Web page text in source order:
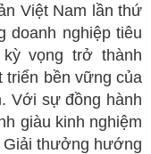
Việt Nam lần thứ
doanh nghiệp tiêu
vọng trở thành
bền vững của
Với sự đồng hành
giàu kinh nghiệm
thưởng hướng